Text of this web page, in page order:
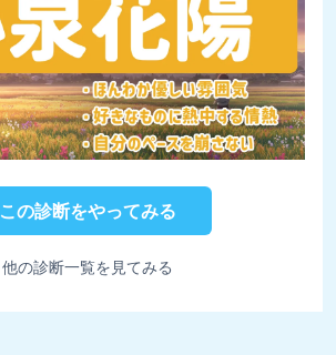
この診断をやってみる
他の診断一覧を見てみる